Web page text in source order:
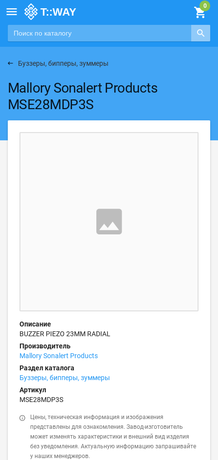

Буззеры, бипперы, зуммеры
Mallory Sonalert Products
MSE28MDP3S
Описание
BUZZER PIEZO 23MM RADIAL
Производитель
Mallory Sonalert Products
Раздел каталога
Буззеры, бипперы, зуммеры
Артикул
MSE28MDP3S
Цены, техническая информация и изображения
представлены для ознакомления. Завод-изготовитель
может изменять характеристики и внешний вид изделия
без уведомления. Актуальную информацию запрашивайте
у наших менеджеров.